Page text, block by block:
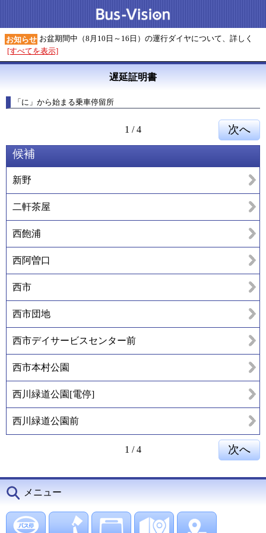
お知らせ お盆期間中（8月10日～16日）の運行ダイヤについて、詳しく
[すべてを表示]
遅延証明書
「に」から始まる乗車停留所
1 /4
候補
新野
二軒茶屋
西飽浦
西阿曽口
西市
西市団地
西市デイサービスセンター前
西市本村公園
西川緑道公園[電停]
西川緑道公園前
1 /4
メニュー